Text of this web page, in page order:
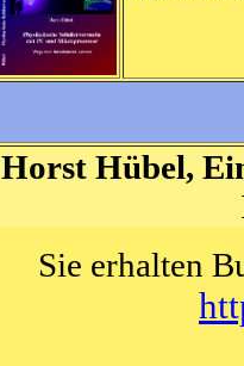
Horst Hübel,
Sie erhalten